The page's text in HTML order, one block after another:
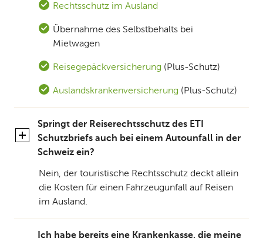
Rechtsschutz im Ausland
Übernahme des Selbstbehalts bei
Mietwagen
Reisegepäckversicherung (Plus-Schutz)
Auslandskrankenversicherung (Plus-Schutz)
Springt der Reiserechtsschutz des ETI
Schutzbriefs auch bei einem Autounfall in der
Schweiz ein?
Nein, der touristische Rechtsschutz deckt allein
die Kosten für einen Fahrzeugunfall auf Reisen
im Ausland.
Ich habe bereits eine Krankenkasse, die meine